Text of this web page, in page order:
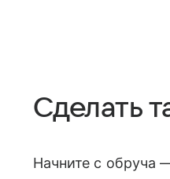
Сделать
Начните с обруча